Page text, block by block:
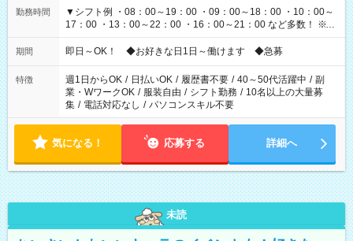
勤務時間
▼シフト例 ・08：00～19：00 ・09：00～18：00 ・10：00～
17：00 ・13：00～22：00 ・16：00～21：00 など多数！ ※お
仕事により勤務時間が異なります
期間 即日～OK！ ◆お好きな日1日～働けます ◆急募
特徴 週1日からOK / 日払いOK / 履歴書不要 / 40～50代活躍中 / 副
業・WワークOK / 服装自由 / シフト勤務 / 10名以上の大量募
集 / 電話対応なし / パソコンスキル不要
気になる！ 応募する 詳細へ
未読